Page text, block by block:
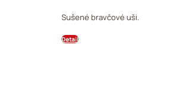
Sušené bravčové uši.
Detail